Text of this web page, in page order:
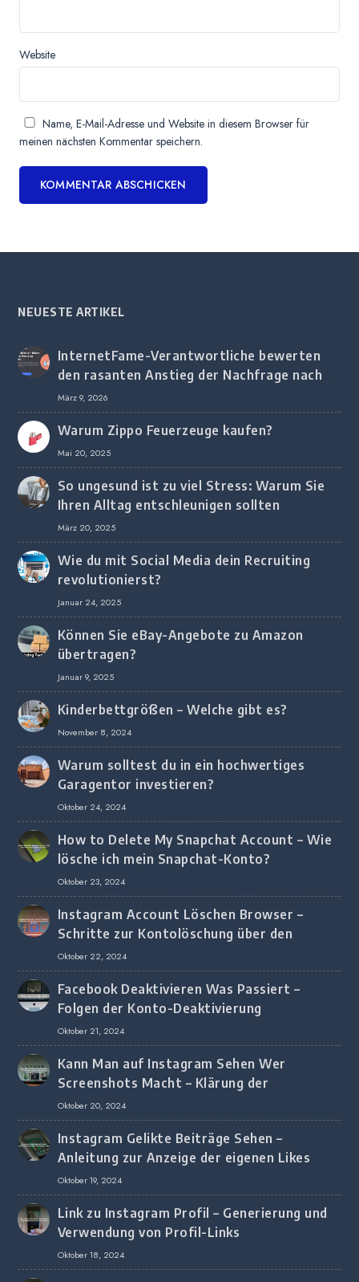
Website
Name, E-Mail-Adresse und Website in diesem Browser für
meinen nächsten Kommentar speichern.
NEUESTE ARTIKEL
InternetFame-Verantwortliche bewerten
den rasanten Anstieg der Nachfrage nach
digitalem Marketing bei deutschen
Unternehmen
März 9, 2026
Warum Zippo Feuerzeuge kaufen?
Mai 20, 2025
So ungesund ist zu viel Stress: Warum Sie
Ihren Alltag entschleunigen sollten
März 20, 2025
Wie du mit Social Media dein Recruiting
revolutionierst?
Januar 24, 2025
Können Sie eBay-Angebote zu Amazon
übertragen?
Januar 9, 2025
Kinderbettgrößen – Welche gibt es?
November 8, 2024
Warum solltest du in ein hochwertiges
Garagentor investieren?
Oktober 24, 2024
How to Delete My Snapchat Account – Wie
lösche ich mein Snapchat-Konto?
Oktober 23, 2024
Instagram Account Löschen Browser –
Schritte zur Kontolöschung über den
Browser
Oktober 22, 2024
Facebook Deaktivieren Was Passiert –
Folgen der Konto-Deaktivierung
Oktober 21, 2024
Kann Man auf Instagram Sehen Wer
Screenshots Macht – Klärung der
Screenshot-Erkennung
Oktober 20, 2024
Instagram Gelikte Beiträge Sehen –
Anleitung zur Anzeige der eigenen Likes
Oktober 19, 2024
Link zu Instagram Profil – Generierung und
Verwendung von Profil-Links
Oktober 18, 2024